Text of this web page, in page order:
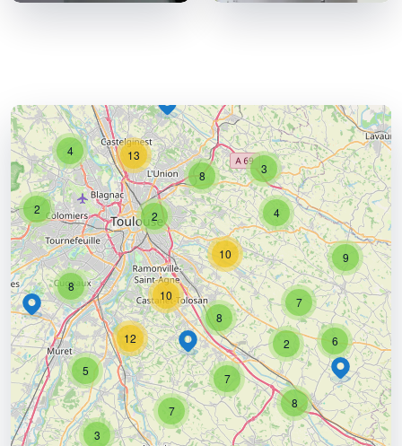
5
3
8
7
7
3
2
8
2
8
8
10
12
10
2
4 13
4
6
7
9